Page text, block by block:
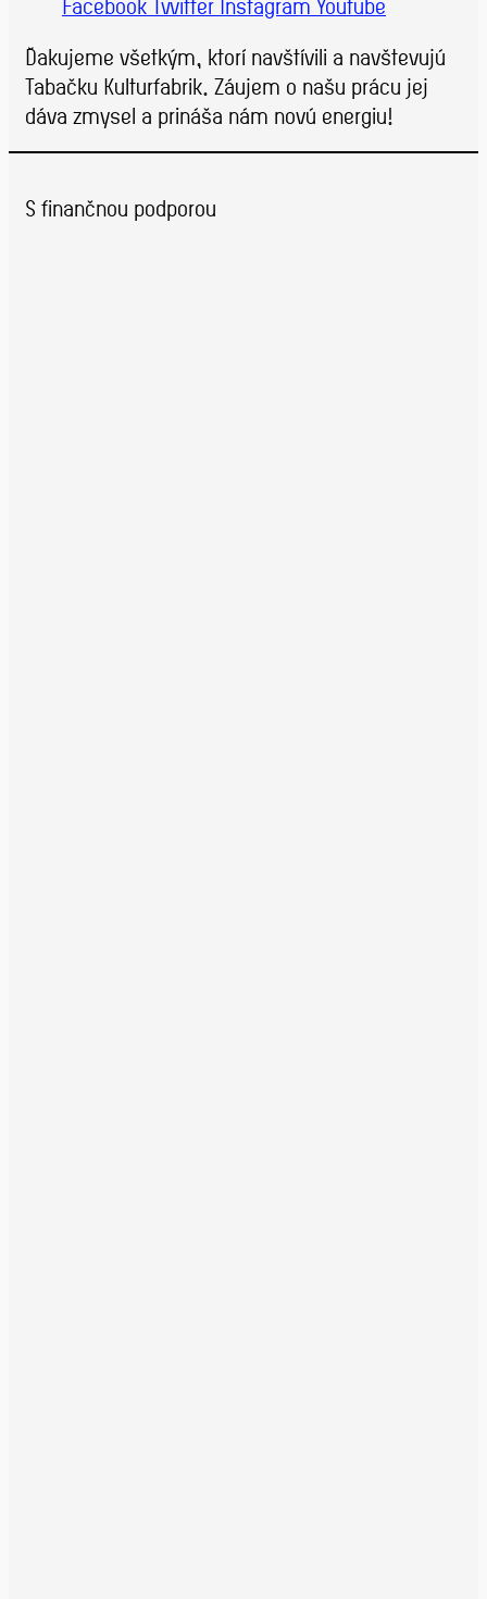
Facebook Twitter Instagram Youtube
Ďakujeme všetkým, ktorí navštívili a navštevujú
Tabačku Kulturfabrik. Záujem o našu prácu jej
dáva zmysel a prináša nám novú energiu!
S finančnou podporou